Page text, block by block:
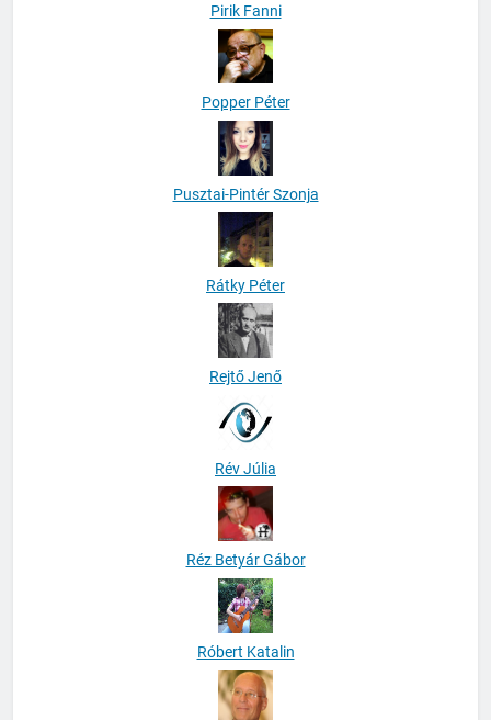
Pirik Fanni
Popper Péter
Pusztai-Pintér Szonja
Rátky Péter
Rejtő Jenő
Rév Júlia
Réz Betyár Gábor
Róbert Katalin